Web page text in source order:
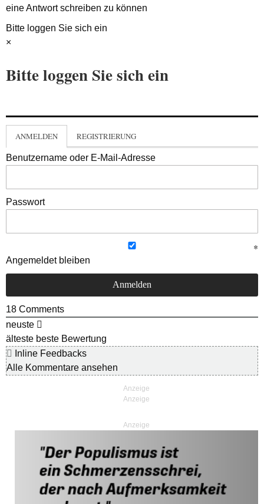
eine Antwort schreiben zu können
Bitte loggen Sie sich ein
×
Bitte loggen Sie sich ein
ANMELDEN REGISTRIERUNG
Benutzername oder E-Mail-Adresse
Passwort
Angemeldet bleiben
18 Comments
neuste
älteste beste Bewertung
Inline Feedbacks
Alle Kommentare ansehen
Anzeige